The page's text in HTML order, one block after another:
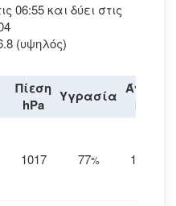
06:55 και δύει στις
(υψηλός)
Πίεση
hPa
Υγρασία Άνεμος
1017 77% 18